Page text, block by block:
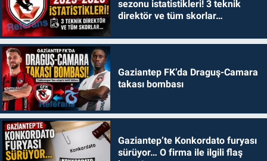
sezonu istatistikleri! 3 teknik
direktör ve tüm skorlar…
Gaziantep FK’da Draguş-Camara
takası bombası
Gaziantep’te Konkordato furyası
sürüyor… O firma ile ilgili flaş